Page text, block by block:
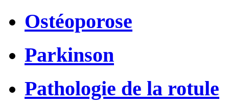
Ostéoporose
Parkinson
Pathologie de la rotule